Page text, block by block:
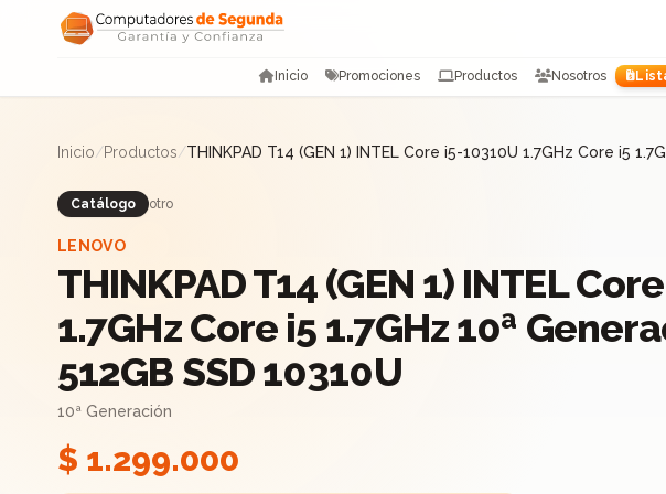
Saltar al contenido
Inicio Promociones Productos Nosotros
Inicio/Productos/THINKPAD T14 (GEN 1) INTEL Core i5-10310U 1.7GHz Core i5
Catálogo otro
LENOVO
THINKPAD T14 (GEN 1) INTEL
1.7GHz Core i5 1.7GHz 10ª
512GB SSD 10310U
10ª Generación
$ 1.299.000